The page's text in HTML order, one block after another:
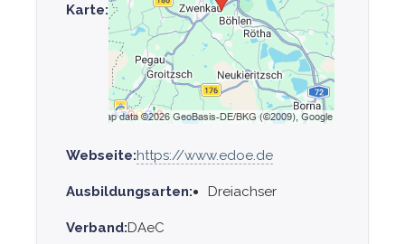
Karte:
Webseite:https://www.edoe.de
Ausbildungsarten: Dreiachser
Verband:DAeC